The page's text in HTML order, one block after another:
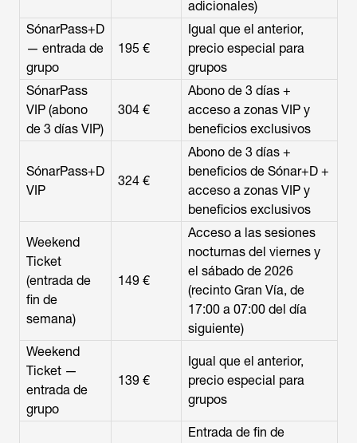
adicionales)
SónarPass+D
— entrada de
grupo
195 €
Igual que el anterior,
precio especial para
grupos
SónarPass
VIP (abono
de 3 días VIP)
304 €
Abono de 3 días +
acceso a zonas VIP y
beneficios exclusivos
SónarPass+D
VIP
324 €
Abono de 3 días +
beneficios de Sónar+D +
acceso a zonas VIP y
beneficios exclusivos
Weekend
Ticket
(entrada de
fin de
semana)
149 €
Acceso a las sesiones
nocturnas del viernes y
el sábado de 2026
(recinto Gran Vía, de
17:00 a 07:00 del día
siguiente)
Weekend
Ticket —
entrada de
grupo
139 €
Igual que el anterior,
precio especial para
grupos
Entrada de fin de